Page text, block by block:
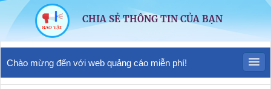
CHIA SẺ THÔNG TIN CỦA BẠN
Chào mừng đến với web quảng cáo miễn phí!